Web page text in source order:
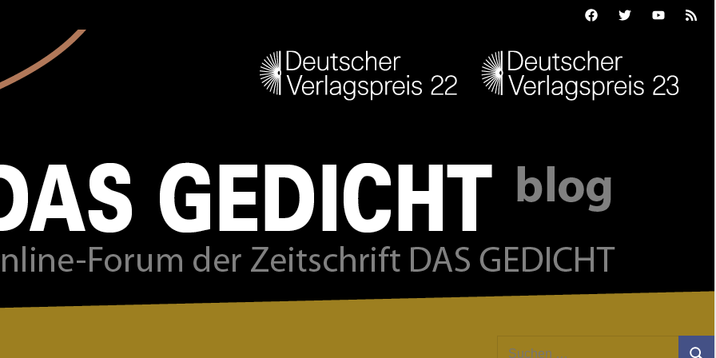
FacebookTwitterYoutubeFeed
Suchen